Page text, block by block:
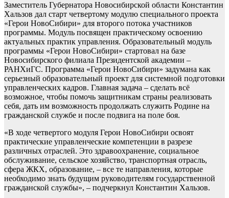
Заместитель Губернатора Новосибирской области Константин
Хальзов дал старт четвертому модулю специального проекта
«Герои НовоСибири» для второго потока участников
программы. Модуль посвящен практическому освоению
актуальных практик управления. Образовательный модуль
программы «Герои НовоСибири» стартовал на базе
Новосибирского филиала Президентской академии –
РАНХиГС. Программа «Герои НовоСибири» задумана как
серьезный образовательный проект для системной подготовки
управленческих кадров. Главная задача – сделать всё
возможное, чтобы помочь защитникам страны реализовать
себя, дать им возможность продолжать служить Родине на
гражданской службе и после подвига на поле боя.
«В ходе четвертого модуля Герои НовоСибири освоят
практические управленческие компетенции в разрезе
различных отраслей. Это здравоохранение, социальное
обслуживание, сельское хозяйство, транспортная отрасль,
сфера ЖКХ, образование, – все те направления, которые
необходимо знать будущим руководителям государственной
гражданской службы», – подчеркнул Константин Хальзов.